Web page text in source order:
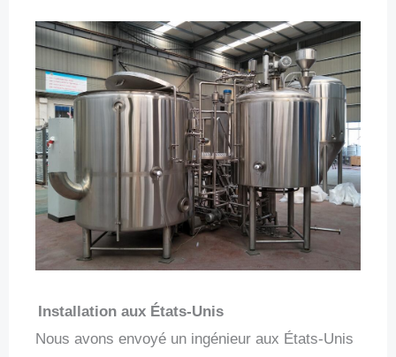
Installation aux États-Unis
Nous avons envoyé un ingénieur aux États-Unis